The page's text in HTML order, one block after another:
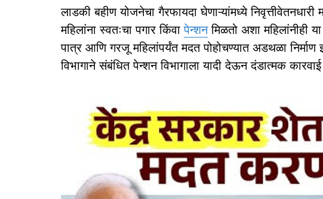
लाडकी बहीण योजनेचा गैरफायदा घेणाऱ्यांमध्ये निवृत्तीवेतनधारी
महिलांना स्वतःचा पगार किंवापेन्शनमिळतो अशा महिलांनीही
पात्र आणि गरजू महिलांपर्यंत मदत पोहोचण्यात अडथळा
विभागाने संबंधित पेन्शन विभागाला यादी देऊन दंडात्मक